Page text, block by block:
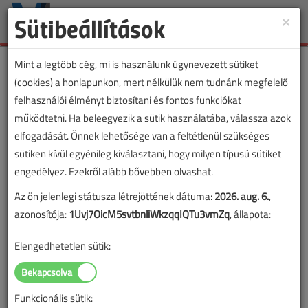
Toggle
×
Sütibeállítások
Mint a legtöbb cég, mi is használunk úgynevezett sütiket
(cookies) a honlapunkon, mert nélkülük nem tudnánk megfelelő
felhasználói élményt biztosítani és fontos funkciókat
működtetni. Ha beleegyezik a sütik használatába, válassza azok
elfogadását. Önnek lehetősége van a feltétlenül szükséges
sütiken kívül egyénileg kiválasztani, hogy milyen típusú sütiket
engedélyez. Ezekről alább bővebben olvashat.
Az ön jelenlegi státusza létrejöttének dátuma:2026. aug. 6.,
azonosítója:1Uvj7OicM5svtbnliWkzqqIQTu3vmZq, állapota:
Elengedhetetlen sütik:
Funkcionális sütik: